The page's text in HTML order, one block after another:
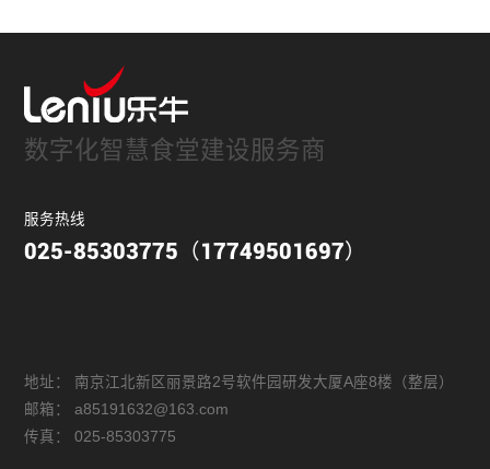
数字化智慧食堂建设服务商
服务热线
025-85303775（17749501697）
地址：
南京江北新区丽景路2号软件园研发大厦A座8楼（整层）
邮箱：
a85191632@163.com
传真：
025-85303775